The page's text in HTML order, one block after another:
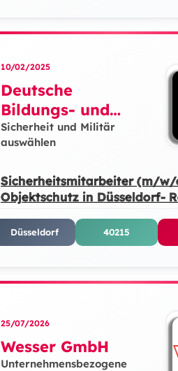
10/02/2025
Deutsche
Bildungs- und
Sicherheitslösunge
n GmbH
Sicherheit und Militär
auswählen
Sicherheitsmitarbeiter (m/w/
Objektschutz in Düsseldorf-
Düsseldorf 40215
25/07/2026
Wesser GmbH
Unternehmensbezogene